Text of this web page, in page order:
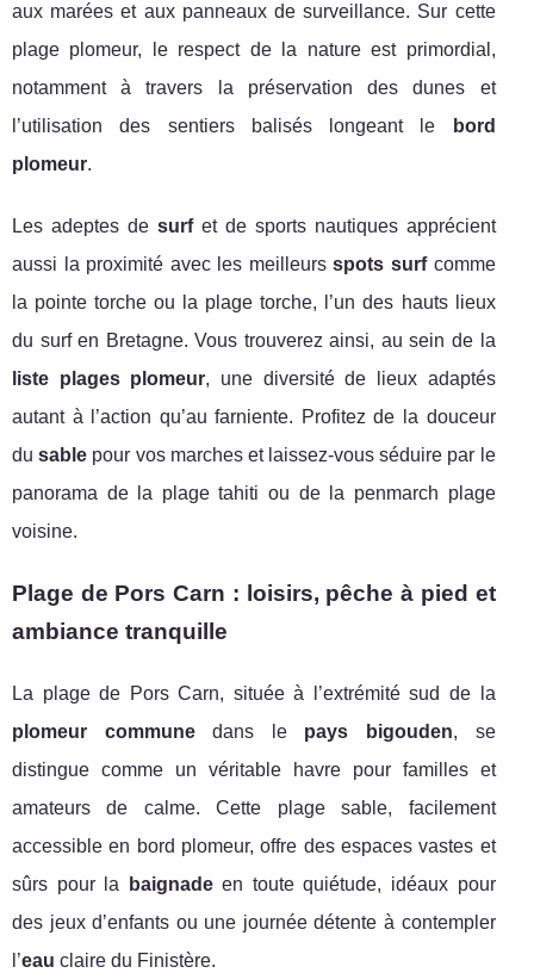
aux marées et aux panneaux de surveillance. Sur cette
plage plomeur, le respect de la nature est primordial,
notamment à travers la préservation des dunes et
l’utilisation des sentiers balisés longeant le
bord
plomeur.
Les adeptes de surfet de sports nautiques apprécient
aussi la proximité avec les meilleursspots surfcomme
la pointe torche ou la plage torche, l’un des hauts lieux
du surf en Bretagne. Vous trouverez ainsi, au sein de la
liste plages plomeur, une diversité de lieux adaptés
autant à l’action qu’au farniente. Profitez de la douceur
dusable pour vos marches et laissez-vous séduire par le
panorama de la plage tahiti ou de la penmarch plage
voisine.
Plage de Pors Carn : loisirs, pêche à pied et
ambiance tranquille
La plage de Pors Carn, située à l’extrémité sud de la
plomeur communedans le pays bigouden, se
distingue comme un véritable havre pour familles et
amateurs de calme. Cette plage sable, facilement
accessible en bord plomeur, offre des espaces vastes et
sûrs pour la
baignadeen toute quiétude, idéaux pour
des jeux d’enfants ou une journée détente à contempler
l’eau claire du Finistère.